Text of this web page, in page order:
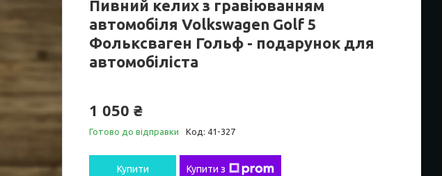
Пивний келих з гравіюванням
автомобіля Volkswagen Golf 5
Фольксваген Гольф - подарунок для
автомобіліста
1 050 ₴
Готово до відправки Код: 41-327
Купити Купити з